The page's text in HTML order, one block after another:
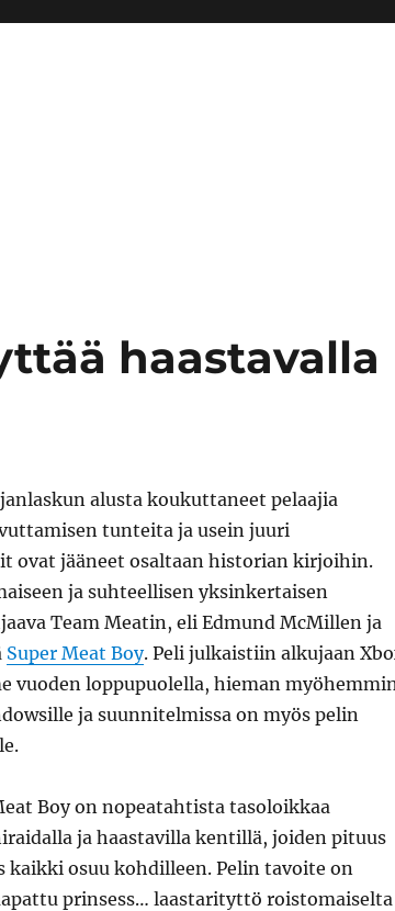
haastavalla
alusta koukuttaneet pelaajia
tunteita ja usein juuri
ovat jääneet osaltaan historian kirjoihin.
ja suhteellisen yksinkertaisen
Team Meatin, eli Edmund McMillen ja
Super Meat Boy. Peli julkaistiin alkujaan
vuoden loppupuolella, hieman
ja suunnitelmissa on myös pelin
Boy on nopeatahtista tasoloikkaa
ja haastavilla kentillä, joiden pituus
kaikki osuu kohdilleen. Pelin tavoite on
prinsess… laastarityttö roistomaiselta